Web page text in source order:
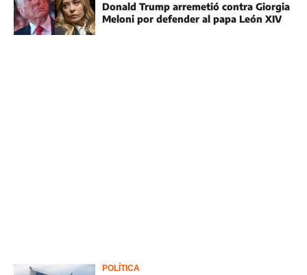
Donald Trump arremetió contra Giorgia
Meloni por defender al papa León XIV
POLÍTICA